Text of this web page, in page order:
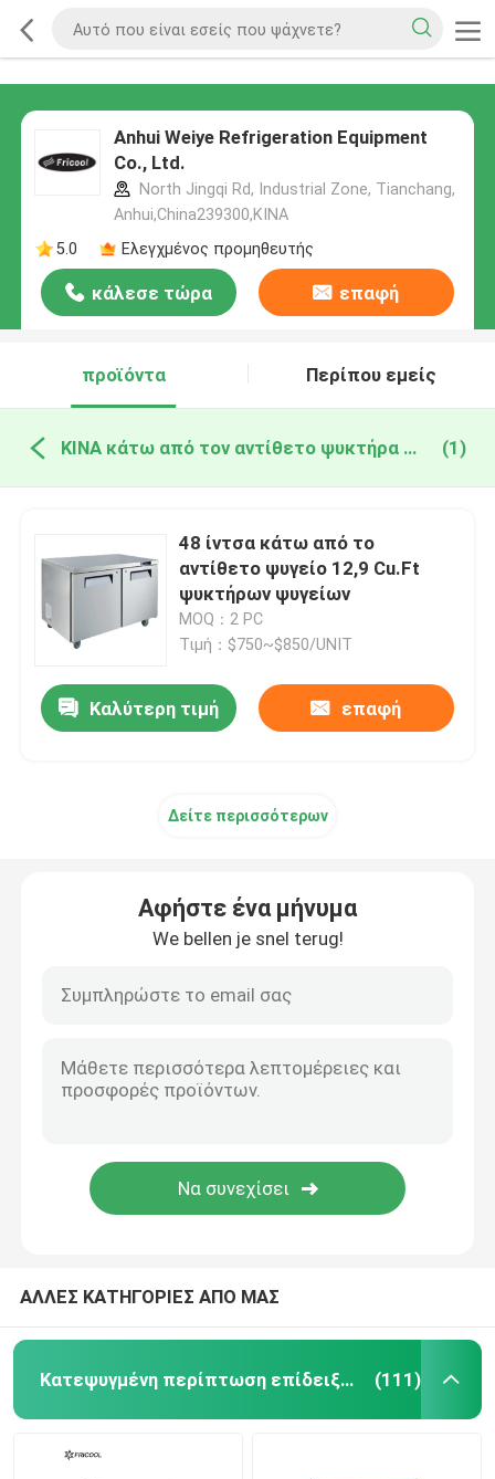
Anhui Weiye Refrigeration Equipment
Co., Ltd.
North Jingqi Rd, Industrial Zone, Tianchang,
Anhui,China239300,ΚΙΝΑ
5.0
Ελεγχμένος προμηθευτής
κάλεσε τώρα επαφή
προϊόντα Περίπου εμείς
ΚΙΝΑ κάτω από τον αντίθετο ψυκτήρα ψυγείων (1)
48 ίντσα κάτω από το
αντίθετο ψυγείο 12,9 Cu.Ft
ψυκτήρων ψυγείων
MOQ：2 PC
Τιμή：$750~$850/UNIT
Καλύτερη τιμή επαφή
Δείτε περισσότερων
Αφήστε ένα μήνυμα
We bellen je snel terug!
ΑΛΛΕΣ ΚΑΤΗΓΟΡΙΕΣ ΑΠΟ ΜΑΣ
Κατεψυγμένη περίπτωση επίδειξης αρτοποιείων (111)